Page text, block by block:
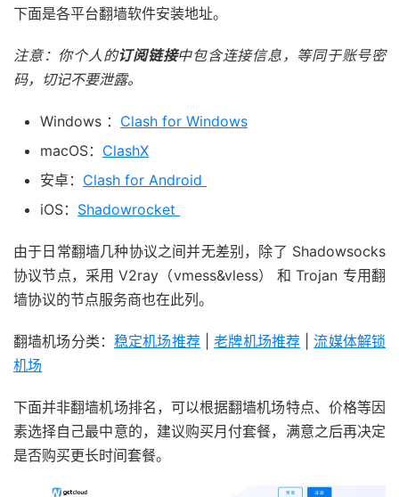
下面是各平台翻墙软件安装地址。
注意：你个人的订阅链接中包含连接信息，等同于账号密
码，切记不要泄露。
Windows ： Clash for Windows
macOS： ClashX
安卓： Clash for Android
iOS： Shadowrocket
由于日常翻墙几种协议之间并无差别，除了 Shadowsocks
协议节点，采用 V2ray（vmess&vless） 和 Trojan 专用翻
墙协议的节点服务商也在此列。
翻墙机场分类：稳定机场推荐|老牌机场推荐 |流媒体解锁
机场
下面并非翻墙机场排名，可以根据翻墙机场特点、价格等因
素选择自己最中意的，建议购买月付套餐，满意之后再决定
是否购买更长时间套餐。